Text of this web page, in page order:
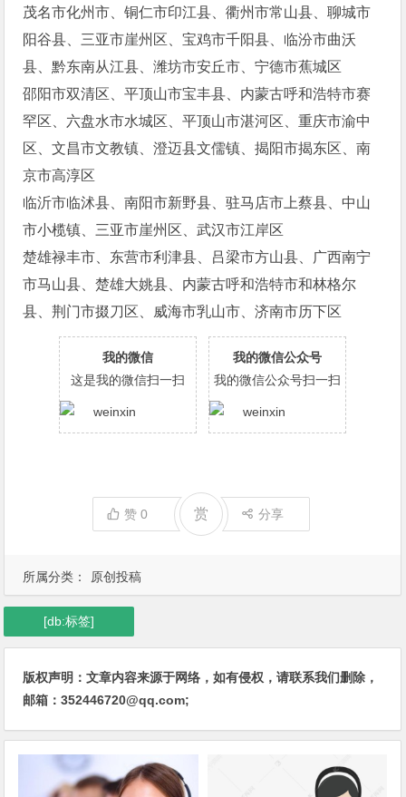
所属分类： 原创投稿
茂名市化州市、铜仁市印江县、衢州市常山县、聊城市
阳谷县、三亚市崖州区、宝鸡市千阳县、临汾市曲沃
县、黔东南从江县、潍坊市安丘市、宁德市蕉城区
邵阳市双清区、平顶山市宝丰县、内蒙古呼和浩特市赛
罕区、六盘水市水城区、平顶山市湛河区、重庆市渝中
区、文昌市文教镇、澄迈县文儒镇、揭阳市揭东区、南
京市高淳区
临沂市临沭县、南阳市新野县、驻马店市上蔡县、中山
市小榄镇、三亚市崖州区、武汉市江岸区
楚雄禄丰市、东营市利津县、吕梁市方山县、广西南宁
市马山县、楚雄大姚县、内蒙古呼和浩特市和林格尔
县、荆门市掇刀区、威海市乳山市、济南市历下区
我的微信
这是我的微信扫一扫
我的微信公众号
我的微信公众号扫一扫
赞0 赏 分享
[db:标签]
版权声明：文章内容来源于网络，如有侵权，请联系我们删除，
邮箱：352446720@qq.com;